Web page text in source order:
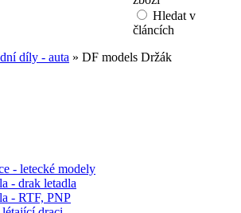
Hledat v
článcích
díly - auta » DF models Držák
- letecké modely
- drak letadla
- RTF, PNP